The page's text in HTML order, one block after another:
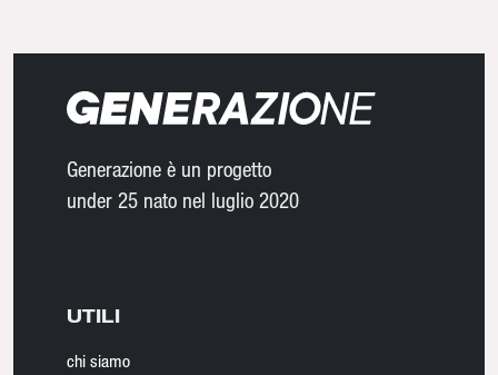
Generazione è un progetto
under 25 nato nel luglio 2020
UTILI
chi siamo